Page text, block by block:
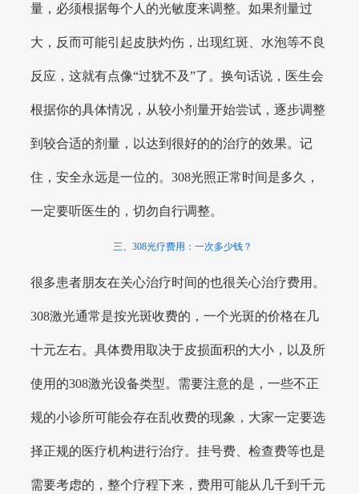
量，必须根据每个人的光敏度来调整。如果剂量过
大，反而可能引起皮肤灼伤，出现红斑、水泡等不良
反应，这就有点像“过犹不及”了。换句话说，医生会
根据你的具体情况，从较小剂量开始尝试，逐步调整
到较合适的剂量，以达到很好的的治疗的效果。记
住，安全永远是一位的。308光照正常时间是多久，
一定要听医生的，切勿自行调整。
三、308光疗费用：一次多少钱？
很多患者朋友在关心治疗时间的也很关心治疗费用。
308激光通常是按光斑收费的，一个光斑的价格在几
十元左右。具体费用取决于皮损面积的大小，以及所
使用的308激光设备类型。需要注意的是，一些不正
规的小诊所可能会存在乱收费的现象，大家一定要选
择正规的医疗机构进行治疗。挂号费、检查费等也是
需要考虑的，整个疗程下来，费用可能从几千到千元